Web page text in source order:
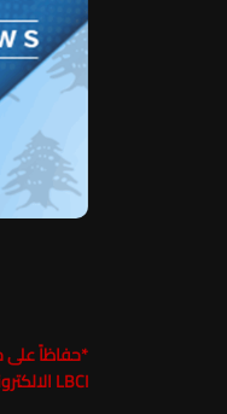
*
LBCI الالكتروني وارفاقه برابط الخبر Hyperlink تحت طائلة الملاحقة القانونية